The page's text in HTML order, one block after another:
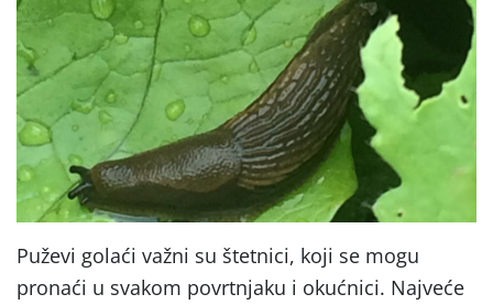
Puževi golaći važni su štetnici, koji se mogu
pronaći u svakom povrtnjaku i okućnici. Najveće